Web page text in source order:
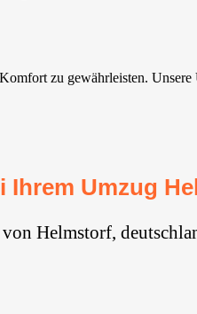
zu gewährleisten.
Ihrem Umzug
Helmstorf,